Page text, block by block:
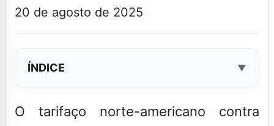
20 de agosto de 2025
ÍNDICE
O tarifaço norte-americano contra